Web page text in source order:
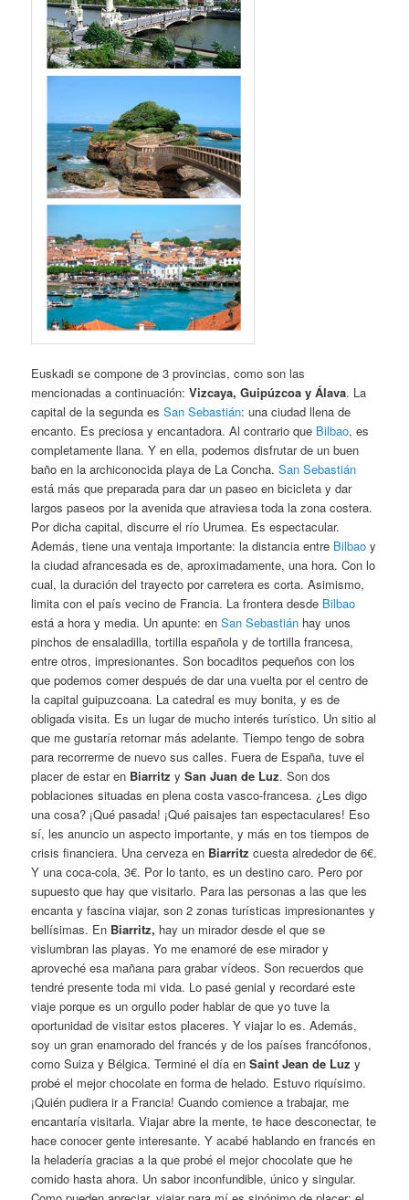
Euskadi se compone de 3 provincias, como son las
mencionadas a continuación:Vizcaya, Guipúzcoa y Álava. La
capital de la segunda esSan Sebastián: una ciudad llena de
encanto. Es preciosa y encantadora. Al contrario que Bilbao, es
completamente llana. Y en ella, podemos disfrutar de un buen
baño en la archiconocida playa de La Concha.San Sebastián
está más que preparada para dar un paseo en bicicleta y dar
largos paseos por la avenida que atraviesa toda la zona costera.
Por dicha capital, discurre el río Urumea. Es espectacular.
Además, tiene una ventaja importante: la distancia entre Bilbaoy
la ciudad afrancesada es de, aproximadamente, una hora. Con lo
cual, la duración del trayecto por carretera es corta. Asimismo,
limita con el país vecino de Francia. La frontera desde Bilbao
está a hora y media. Un apunte: enSan Sebastián hay unos
pinchos de ensaladilla, tortilla española y de tortilla francesa,
entre otros, impresionantes. Son bocaditos pequeños con los
que podemos comer después de dar una vuelta por el centro de
la capital guipuzcoana. La catedral es muy bonita, y es de
obligada visita. Es un lugar de mucho interés turístico. Un sitio al
que me gustaría retornar más adelante. Tiempo tengo de sobra
para recorrerme de nuevo sus calles. Fuera de España, tuve el
placer de estar en Biarritz ySan Juan de Luz. Son dos
poblaciones situadas en plena costa vasco-francesa. ¿Les digo
una cosa? ¡Qué pasada! ¡Qué paisajes tan espectaculares! Eso
sí, les anuncio un aspecto importante, y más en tos tiempos de
crisis financiera. Una cerveza en Biarritz cuesta alrededor de 6€.
Y una coca-cola, 3€. Por lo tanto, es un destino caro. Pero por
supuesto que hay que visitarlo. Para las personas a las que les
encanta y fascina viajar, son 2 zonas turísticas impresionantes y
bellísimas. En Biarritz, hay un mirador desde el que se
vislumbran las playas. Yo me enamoré de ese mirador y
aproveché esa mañana para grabar vídeos. Son recuerdos que
tendré presente toda mi vida. Lo pasé genial y recordaré este
viaje porque es un orgullo poder hablar de que yo tuve la
oportunidad de visitar estos placeres. Y viajar lo es. Además,
soy un gran enamorado del francés y de los países francófonos,
como Suiza y Bélgica. Terminé el día enSaint Jean de Luz y
probé el mejor chocolate en forma de helado. Estuvo riquísimo.
¡Quién pudiera ir a Francia! Cuando comience a trabajar, me
encantaría visitarla. Viajar abre la mente, te hace desconectar, te
hace conocer gente interesante. Y acabé hablando en francés en
la heladería gracias a la que probé el mejor chocolate que he
comido hasta ahora. Un sabor inconfundible, único y singular.